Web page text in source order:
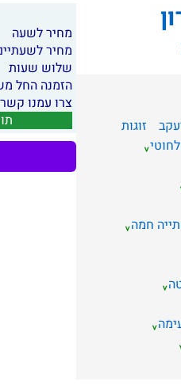
זוגות
חמה
מחיר לשעה
מחיר
שלוש שעות
הזמנה החל
צרו עמנו